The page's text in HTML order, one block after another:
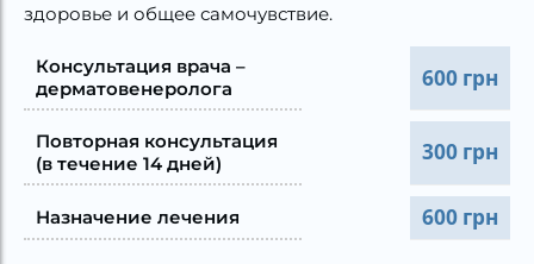
здоровье и общее самочувствие.
Консультация врача –
дерматовенеролога
600 грн
Повторная консультация
(в течение 14 дней)
300 грн
Назначение лечения 600 грн